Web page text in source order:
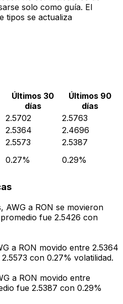
solo como guía. El
tipos se actualiza
Últimos 30
días
Últimos 90
días
2.5702
2.5763
2.5364
2.4696
2.5573
2.5387
0.27% 0.29%
AWG a RON se movieron
fue 2.5426 con
a RON movido entre 2.5364
con 0.27% volatilidad.
a RON movido entre
fue 2.5387 con 0.29%